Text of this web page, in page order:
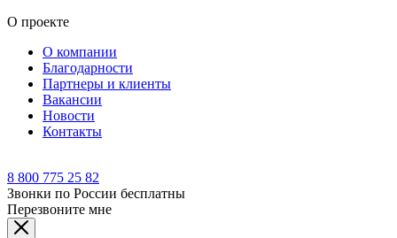
О проекте
О компании
Благодарности
Партнеры и клиенты
Вакансии
Новости
Контакты
8 800 775 25 82
Звонки по России бесплатны
Перезвоните мне